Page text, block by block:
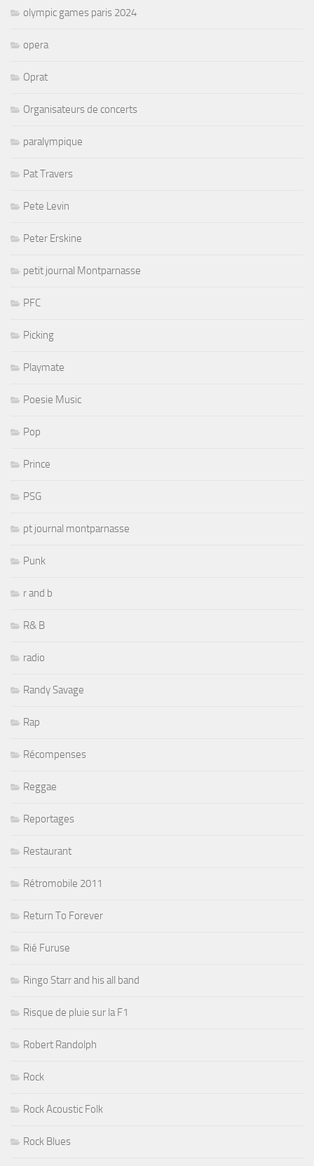
olympic games paris 2024
opera
Oprat
Organisateurs de concerts
paralympique
Pat Travers
Pete Levin
Peter Erskine
petit journal Montparnasse
PFC
Picking
Playmate
Poesie Music
Pop
Prince
PSG
pt journal montparnasse
Punk
r and b
R& B
radio
Randy Savage
Rap
Récompenses
Reggae
Reportages
Restaurant
Rétromobile 2011
Return To Forever
Rié Furuse
Ringo Starr and his all band
Risque de pluie sur la F1
Robert Randolph
Rock
Rock Acoustic Folk
Rock Blues